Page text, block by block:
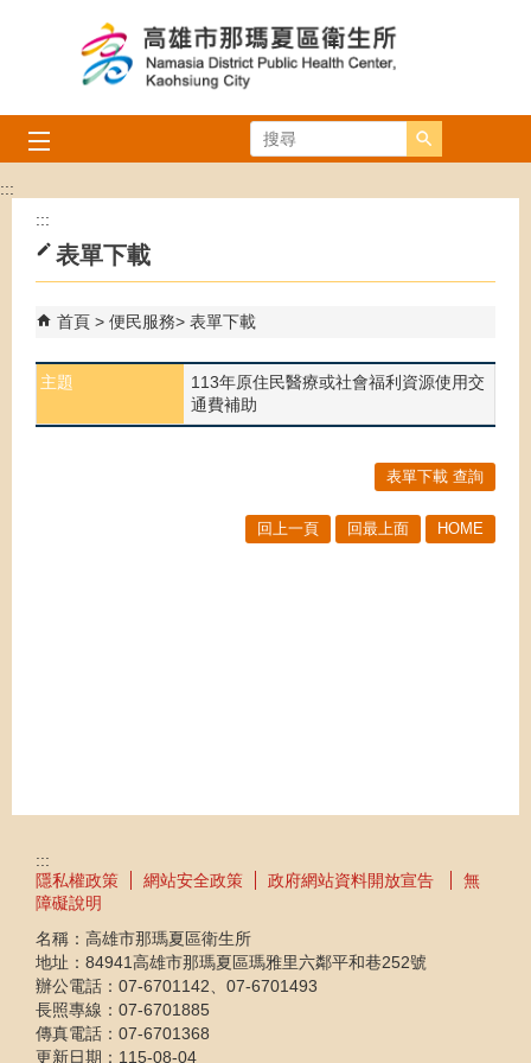
跳到主要內容區塊
搜尋
:::
:::
表單下載
首頁 便民服務 表單下載
主題
113年原住民醫療或社會福利資源使用交
通費補助
表單下載 查詢
回上一頁 回最上面 HOME
:::
隱私權政策
網站安全政策 政府網站資料開放宣告
無
障礙說明
名稱：高雄市那瑪夏區衛生所
地址：84941高雄市那瑪夏區瑪雅里六鄰平和巷252號
辦公電話：07-6701142、07-6701493
長照專線：07-6701885
傳真電話：07-6701368
更新日期： 115-08-04